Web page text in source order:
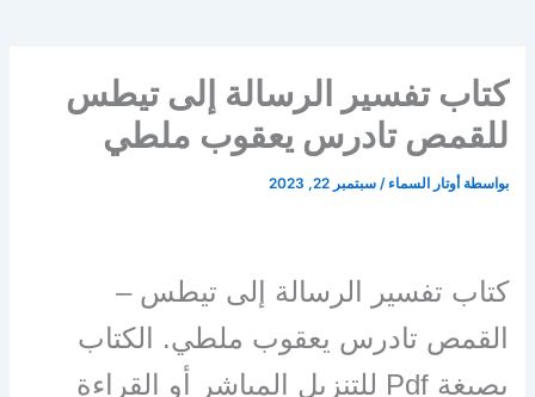
كتاب تفسير الرسالة إلى تيطس
للقمص تادرس يعقوب ملطي
بواسطة أوتار السماء/سبتمبر 22, 2023
كتاب تفسير الرسالة إلى تيطس –
القمص تادرس يعقوب ملطي. الكتاب
بصيغة Pdf للتنزيل المباشر أو القراءة